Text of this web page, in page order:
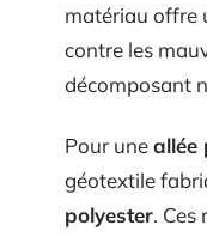
matériau offre
contre les
décomposant
Pour uneallée
géotextile
polyester.